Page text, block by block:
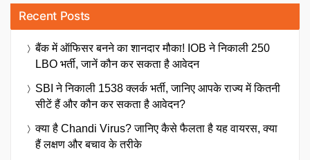
Recent Posts
बैंक में ऑफिसर बनने का शानदार मौका! IOB ने निकाली 250
LBO भर्ती, जानें कौन कर सकता है आवेदन
SBI ने निकाली 1538 क्लर्क भर्ती, जानिए आपके राज्य में कितनी
सीटें हैं और कौन कर सकता है आवेदन?
क्या है Chandi Virus? जानिए कैसे फैलता है यह वायरस, क्या
हैं लक्षण और बचाव के तरीके